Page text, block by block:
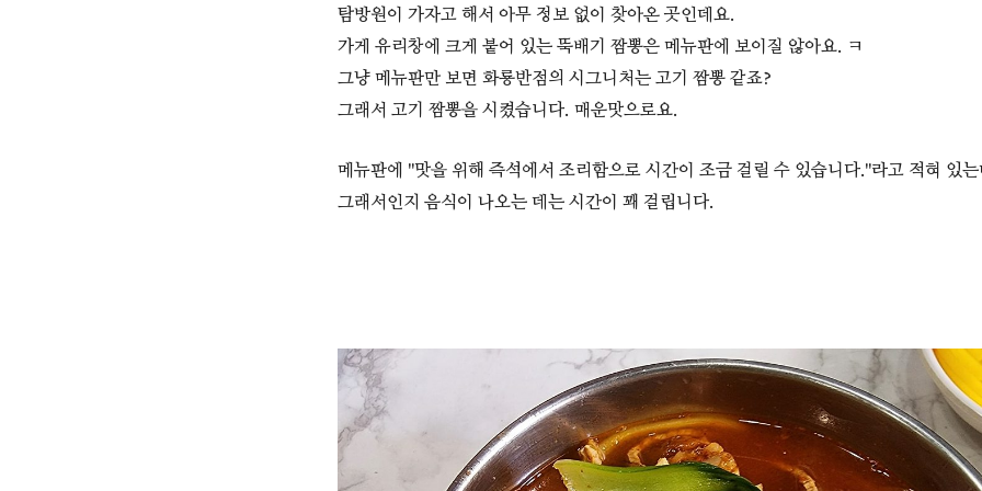
탐방원이 가자고 해서 아무 정보 없이 찾아온 곳인데요.
가게 유리창에 크게 붙어 있는 뚝배기 짬뽕은 메뉴판에 보이질 않아요. ㅋ
그냥 메뉴판만 보면 화룡반점의 시그니처는 고기 짬뽕 같죠?
그래서 고기 짬뽕을 시켰습니다. 매운맛으로요.
메뉴판에 "맛을 위해 즉석에서 조리함으로 시간이 조금 걸릴 수 있습니다."라고 적혀 있
그래서인지 음식이 나오는 데는 시간이 꽤 걸립니다.